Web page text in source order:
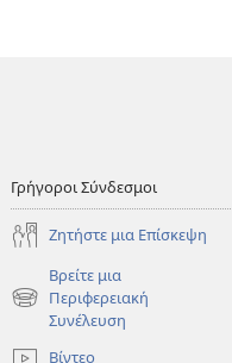
Γρήγοροι Σύνδεσμοι
Ζητήστε μια Επίσκεψη
Βρείτε μια
Περιφερειακή
Συνέλευση
(ανοίγει
παράθυρο)
Βίντεο